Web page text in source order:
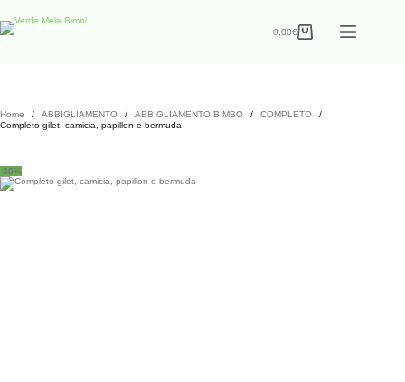
0,00€
Home / ABBIGLIAMENTO / ABBIGLIAMENTO BIMBO / COMPLETO
/
Completo gilet, camicia, papillon e bermuda
-30%